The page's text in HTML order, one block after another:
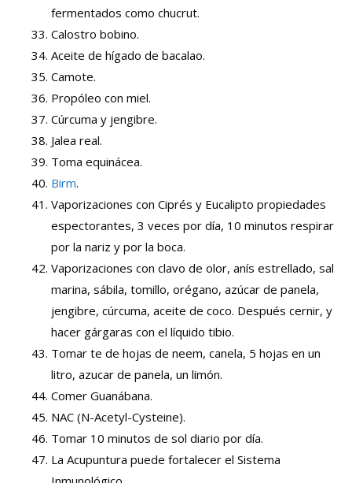
fermentados como chucrut.
Calostro bobino.
Aceite de hígado de bacalao.
Camote.
Propóleo con miel.
Cúrcuma y jengibre.
Jalea real.
Toma equinácea.
Birm.
Vaporizaciones con Ciprés y Eucalipto propiedades
espectorantes, 3 veces por día, 10 minutos respirar
por la nariz y por la boca.
Vaporizaciones con clavo de olor, anís estrellado, sal
marina, sábila, tomillo, orégano, azúcar de panela,
jengibre, cúrcuma, aceite de coco. Después cernir, y
hacer gárgaras con el líquido tibio.
Tomar te de hojas de neem, canela, 5 hojas en un
litro, azucar de panela, un limón.
Comer Guanábana.
NAC (N-Acetyl-Cysteine).
Tomar 10 minutos de sol diario por día.
La Acupuntura puede fortalecer el Sistema